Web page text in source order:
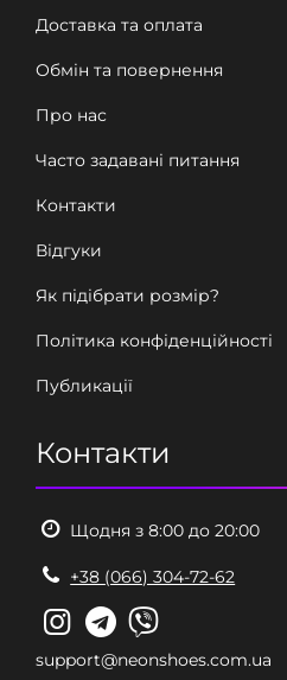
Доставка та оплата
Обмін та повернення
Про нас
Часто задавані питання
Контакти
Відгуки
Як підібрати розмір?
Політика конфіденційності
Публикації
Контакти
Щодня з 8:00 до 20:00
+38 (066) 304-72-62
support@neonshoes.com.ua